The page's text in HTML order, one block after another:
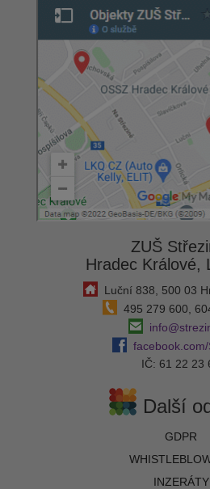
ZUŠ
Hradec Králové,
Luční 838, 500 03
495 279 600,
IČ: 61 22 23
Další
GDPR
INZERÁTY